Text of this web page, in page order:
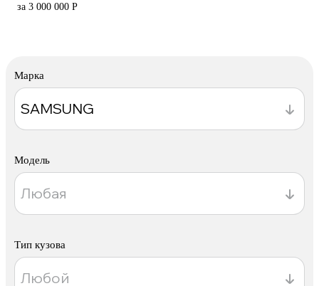
за 3 000 000 Р
Марка
Модель
Тип кузова